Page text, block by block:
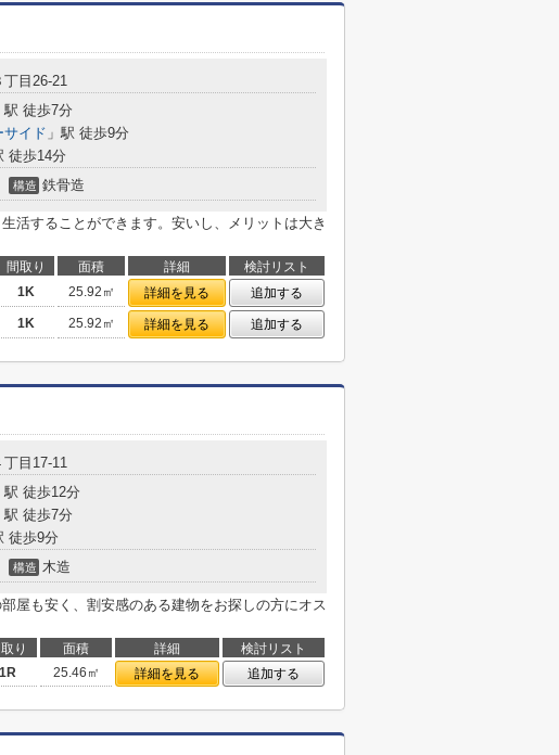
丁目26-21
駅 徒歩7分
サイド 」駅 徒歩9分
徒歩14分
構造 鉄骨造
活することができます。安いし、メリットは大き
間取り 面積 詳細
検討リスト
1K 25.92㎡ 詳細を見る
追加する
1K 25.92㎡ 詳細を見る 追加する
丁目17-11
駅 徒歩12分
駅 徒歩7分
徒歩9分
構造 木造
屋も安く、割安感のある建物をお探しの方にオス
り 面積 詳細
検討リスト
1R 25.46㎡ 詳細を見る 追加する